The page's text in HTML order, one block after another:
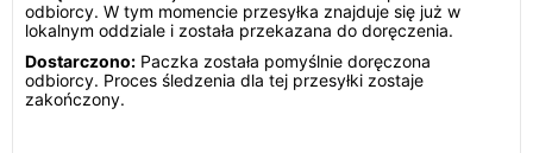
odbiorcy. W tym momencie przesyłka znajduje się już w
lokalnym oddziale i została przekazana do doręczenia.
Dostarczono: Paczka została pomyślnie doręczona
odbiorcy. Proces śledzenia dla tej przesyłki zostaje
zakończony.